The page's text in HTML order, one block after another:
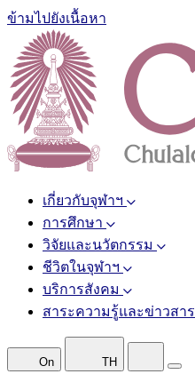
ข้ามไปยังเนื้อหา
เกี่ยวกับจุฬาฯ
การศึกษา
วิจัยและนวัตกรรม
ชีวิตในจุฬาฯ
บริการสังคม
สาระความรู้และข่าวสาร
On TH